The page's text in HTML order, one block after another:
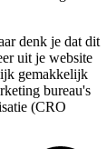
denk je dat dit
uit je website
gemakkelijk
bureau's
(CRO